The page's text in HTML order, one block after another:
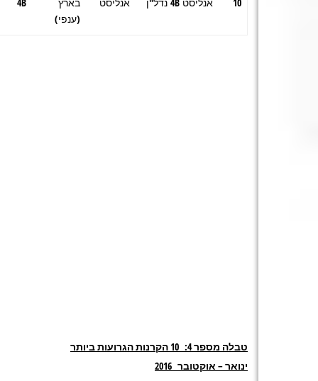
10 אנליסט 4B נדל"ן אנליסט
בארץ
(ענפי)
4B
טבלה מספר 4: 10 הקרנות הגרועות ביותר
ינואר – אוקטובר 2016